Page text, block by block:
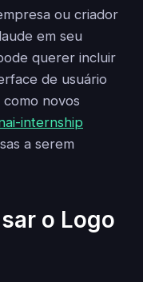
ou criador
em seu
querer incluir
de usuário
novos
internship
a serem
o Logo